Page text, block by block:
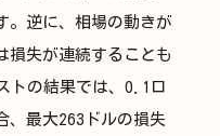
。逆に、相場の動きが
損失が連続することも
トの結果では、0.1ロ
、最大263ドルの損失